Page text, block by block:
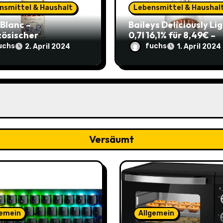
& Haushalt
–
0,75l 11,82€
4,17€ im Sparabo
2. April 2024
Lebensmittel &
Baileys Deliciously
0,7l 16,1% für 8,49€ –
Leichter Genuss für
Sommerparty (ehem.
14,99€)
fuchs 1. April 2024
Versäumt
Allgemein